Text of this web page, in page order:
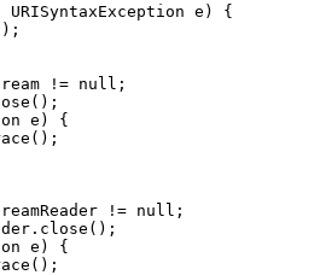
e) {
!= null;
e) {
!= null;
e) {